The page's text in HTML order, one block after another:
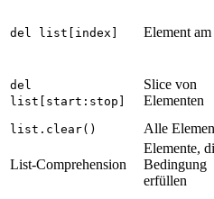
del list[index] Element
del
list[start:stop]
Slice von
Elementen
list.clear() Alle
List-Comprehension
Elemente,
Bedingung
erfüllen